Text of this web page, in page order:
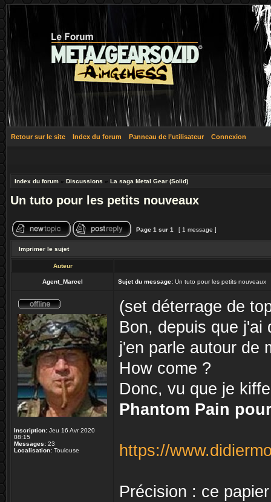
Retour sur le site Index du forum Panneau de l’utilisateur Connexion
Index du forum » Discussions » La saga Metal Gear (Solid)
Un tuto pour les petits nouveaux
Page 1 sur 1 [ 1 message ]
Imprimer le sujet
Auteur
Agent_Marcel Sujet du message: Un tuto pour les petits nouveaux
Inscription: Jeu 16 Avr 2020
08:15
Messages: 23
Localisation: Toulouse
(set déterrage de
Bon, depuis que j'ai
j'en parle autour de
How come ?
Donc, vu que je
Phantom Pain
https://
Précision : ce